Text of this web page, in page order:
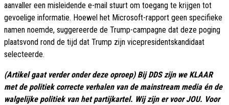
aanvaller een misleidende e-mail stuurt om toegang te krijgen tot
gevoelige informatie. Hoewel het Microsoft-rapport geen specifieke
namen noemde, suggereerde de Trump-campagne dat deze poging
plaatsvond rond de tijd dat Trump zijn vicepresidentskandidaat
selecteerde.
(Artikel gaat verder onder deze oproep) Bij DDS zijn we KLAAR
met de politiek correcte verhalen van de mainstream media én de
walgelijke politiek van het partijkartel. Wij zijn er voor JOU. Voor